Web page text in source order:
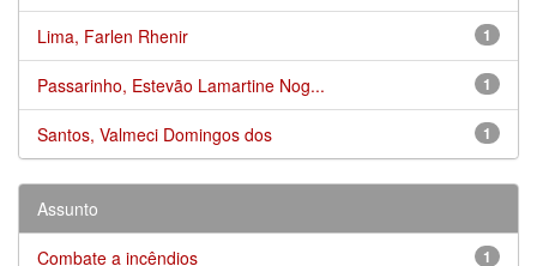
1
Lima, Farlen Rhenir
1
Passarinho, Estevão Lamartine Nog...
1
Santos, Valmeci Domingos dos
Assunto
1
Combate a incêndios